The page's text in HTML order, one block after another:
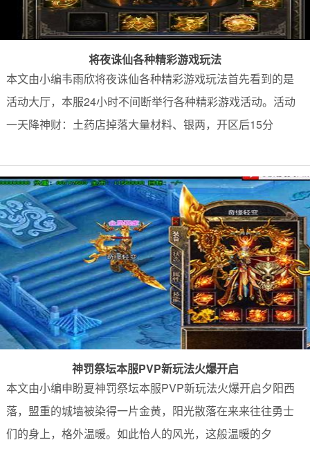
将夜诛仙各种精彩游戏玩法
本文由小编韦雨欣将夜诛仙各种精彩游戏玩法首先看到的是
活动大厅，本服24小时不间断举行各种精彩游戏活动。活动
一天降神财：土药店掉落大量材料、银两，开区后15分
神罚祭坛本服PVP新玩法火爆开启
本文由小编申盼夏神罚祭坛本服PVP新玩法火爆开启夕阳西
落，盟重的城墙被染得一片金黄，阳光散落在来来往往勇士
们的身上，格外温暖。如此怡人的风光，这般温暖的夕